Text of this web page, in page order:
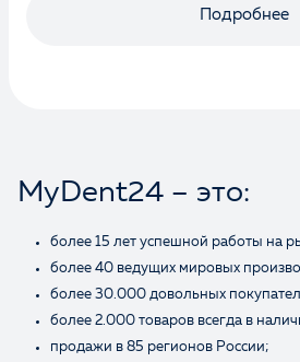
Подробнее
MyDent24 – это:
более 15 лет успешной работы на
более 40 ведущих мировых
более 30.000 довольных
более 2.000 товаров всегда в
продажи в 85 регионов России;